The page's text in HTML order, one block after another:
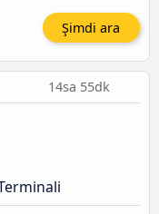
Şimdi ara
14sa 55dk